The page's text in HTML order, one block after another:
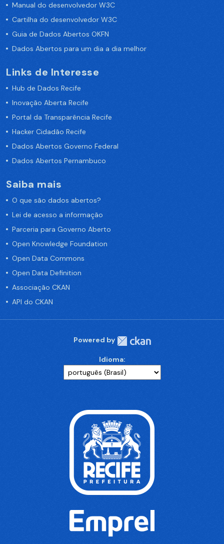
Manual do desenvolvedor W3C
Cartilha do desenvolvedor W3C
Guia de Dados Abertos OKFN
Dados Abertos para um dia a dia melhor
Links de Interesse
Hub de Dados Recife
Inovação Aberta Recife
Portal da Transparência Recife
Hacker Cidadão Recife
Dados Abertos Governo Federal
Dados Abertos Pernambuco
Saiba mais
O que são dados abertos?
Lei de acesso a informação
Parceria para Governo Aberto
Open Knowledge Foundation
Open Data Commons
Open Data Definition
Associação CKAN
API do CKAN
Powered by
Idioma